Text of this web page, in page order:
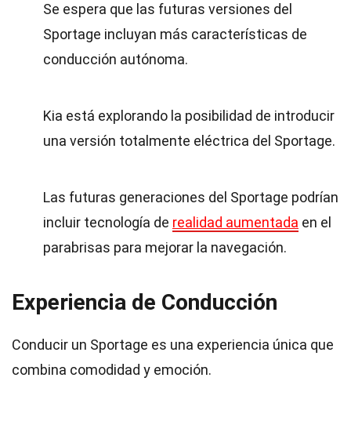
Se espera que las futuras versiones del
Sportage incluyan más características de
conducción autónoma.
Kia está explorando la posibilidad de introducir
una versión totalmente eléctrica del Sportage.
Las futuras generaciones del Sportage podrían
incluir tecnología de realidad aumentada en el
parabrisas para mejorar la navegación.
Experiencia de Conducción
Conducir un Sportage es una experiencia única que
combina comodidad y emoción.